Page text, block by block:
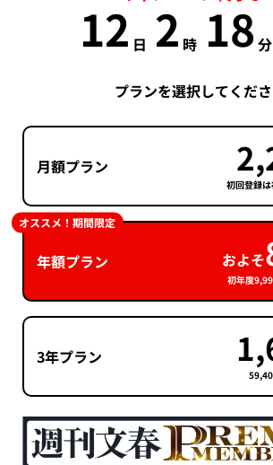
12 日 2 時 18 分
プランを選択してくだ
月額プラン
初回登録
年額プラン およそ
初年度
オススメ！期間限定
3年プラン